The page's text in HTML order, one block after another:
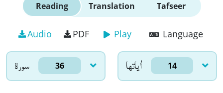
Reading Translation Tafseer
Audio PDF Play Language
سورۃ 36 اٰياتها 14